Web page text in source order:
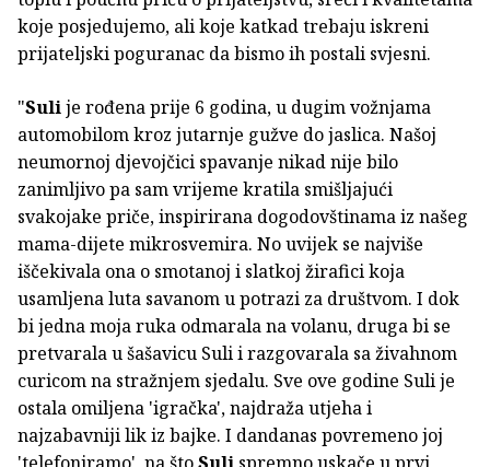
koje posjedujemo, ali koje katkad trebaju iskreni
prijateljski poguranac da bismo ih postali svjesni.
"Sulije rođena prije 6 godina, u dugim vožnjama
automobilom kroz jutarnje gužve do jaslica. Našoj
neumornoj djevojčici spavanje nikad nije bilo
zanimljivo pa sam vrijeme kratila smišljajući
svakojake priče, inspirirana dogodovštinama iz našeg
mama-dijete mikrosvemira. No uvijek se najviše
iščekivala ona o smotanoj i slatkoj žirafici koja
usamljena luta savanom u potrazi za društvom. I dok
bi jedna moja ruka odmarala na volanu, druga bi se
pretvarala u šašavicu Suli i razgovarala sa živahnom
curicom na stražnjem sjedalu. Sve ove godine Suli je
ostala omiljena 'igračka', najdraža utjeha i
najzabavniji lik iz bajke. I dandanas povremeno joj